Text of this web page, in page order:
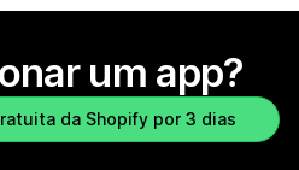
um app?
da Shopify por 3 dias